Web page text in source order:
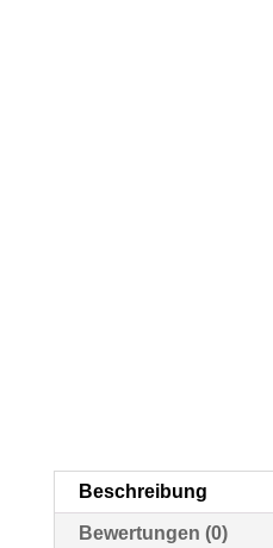
Beschreibung
Bewertungen (0)